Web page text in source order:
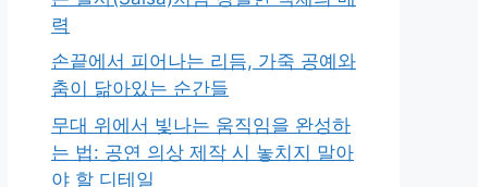
력
손끝에서 피어나는 리듬, 가죽 공예와
춤이 닮아있는 순간들
무대 위에서 빛나는 움직임을 완성하
는 법: 공연 의상 제작 시 놓치지 말아
야 할 디테일